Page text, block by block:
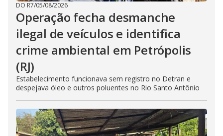
DO R7/05/08/2026
Operação fecha desmanche
ilegal de veículos e identifica
crime ambiental em Petrópolis
(RJ)
Estabelecimento funcionava sem registro no Detran e
despejava óleo e outros poluentes no Rio Santo Antônio